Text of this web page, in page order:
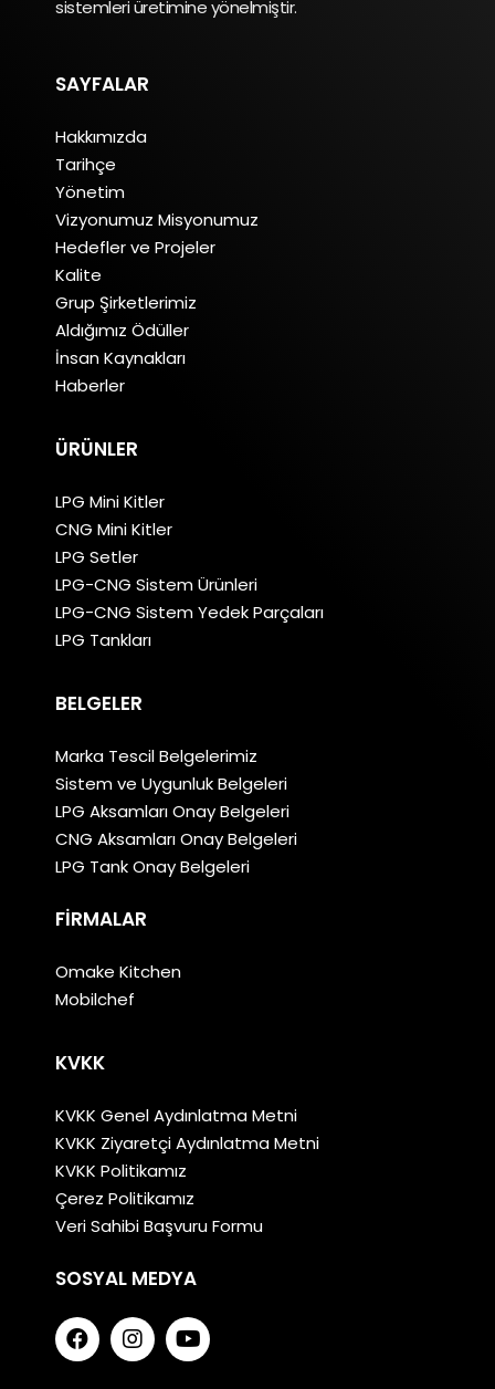
sistemleri üretimine yönelmiştir.
SAYFALAR
Hakkımızda
Tarihçe
Yönetim
Vizyonumuz Misyonumuz
Hedefler ve Projeler
Kalite
Grup Şirketlerimiz
Aldığımız Ödüller
İnsan Kaynakları
Haberler
ÜRÜNLER
LPG Mini Kitler
CNG Mini Kitler
LPG Setler
LPG-CNG Sistem Ürünleri
LPG-CNG Sistem Yedek Parçaları
LPG Tankları
BELGELER
Marka Tescil Belgelerimiz
Sistem ve Uygunluk Belgeleri
LPG Aksamları Onay Belgeleri
CNG Aksamları Onay Belgeleri
LPG Tank Onay Belgeleri
FIRMALAR
Omake Kitchen
Mobilchef
KVKK
KVKK Genel Aydınlatma Metni
KVKK Ziyaretçi Aydınlatma Metni
KVKK Politikamız
Çerez Politikamız
Veri Sahibi Başvuru Formu
SOSYAL MEDYA